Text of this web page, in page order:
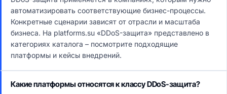
автоматизировать соответствующие бизнес-процессы.
Конкретные сценарии зависят от отрасли и масштаба
бизнеса. На platforms.su «DDoS-защита» представлено в
категориях каталога – посмотрите подходящие
платформы и кейсы внедрений.
Какие платформы относятся к классу DDoS-защита?